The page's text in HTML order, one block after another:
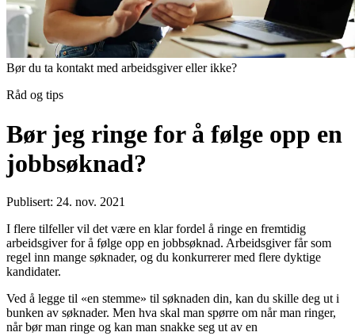
Bør du ta kontakt med arbeidsgiver eller ikke?
Råd og tips
Bør jeg ringe for å følge opp en
jobbsøknad?
Publisert: 24. nov. 2021
I flere tilfeller vil det være en klar fordel å ringe en fremtidig
arbeidsgiver for å følge opp en jobbsøknad. Arbeidsgiver får som
regel inn mange søknader, og du konkurrerer med flere dyktige
kandidater.
Ved å legge til «en stemme» til søknaden din, kan du skille deg ut i
bunken av søknader. Men hva skal man spørre om når man ringer,
når bør man ringe og kan man snakke seg ut av en